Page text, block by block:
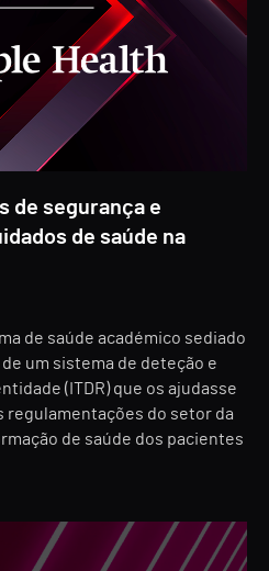
de segurança e
de saúde na
de saúde académico sediado
um sistema de deteção e
(ITDR) que os ajudasse
regulamentações do setor da
de saúde dos pacientes